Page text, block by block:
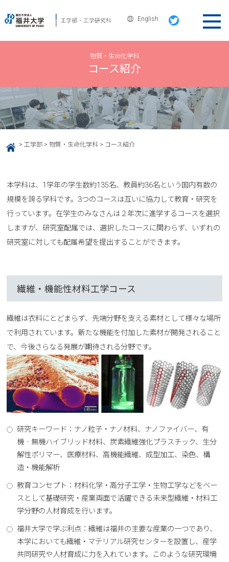
English
物質・生命化学科
コース紹介
HOME > 工学部> 物質・生命化学科> コース紹介
本学科は、1学年の学生数約135名、教員約36名という国内有数の
規模を誇る学科です。3つのコースは互いに協力して教育・研究を
行っています。在学生のみなさんは２年次に進学するコースを選択
しますが、研究室配属では、選択したコースに関わらず、いずれの
研究室に対しても配属希望を提出することができます。
繊維・機能性材料工学コース
繊維は衣料にとどまらず、先端分野を支える素材として様々な場所
で利用されています。新たな機能を付加した素材が開発されること
で、今後さらなる発展が期待される分野です。
研究キーワード：ナノ粒子・ナノ材料、ナノファイバー、有
機‐無機ハイブリッド材料、炭素繊維強化プラスチック、生分
解性ポリマー、医療材料、高機能繊維、成型加工、染色、構
造・機能解析
教育コンセプト：材料化学・高分子工学・生物工学などをベー
スとして基礎研究・産業両面で活躍できる未来型繊維・材料工
学分野の人材育成を行います。
福井大学で学ぶ利点：繊維は福井の主要な産業の一つであり、
本学においても繊維・マテリアル研究センターを設置し、産学
共同研究や人材育成に力を入れています。このような研究環境